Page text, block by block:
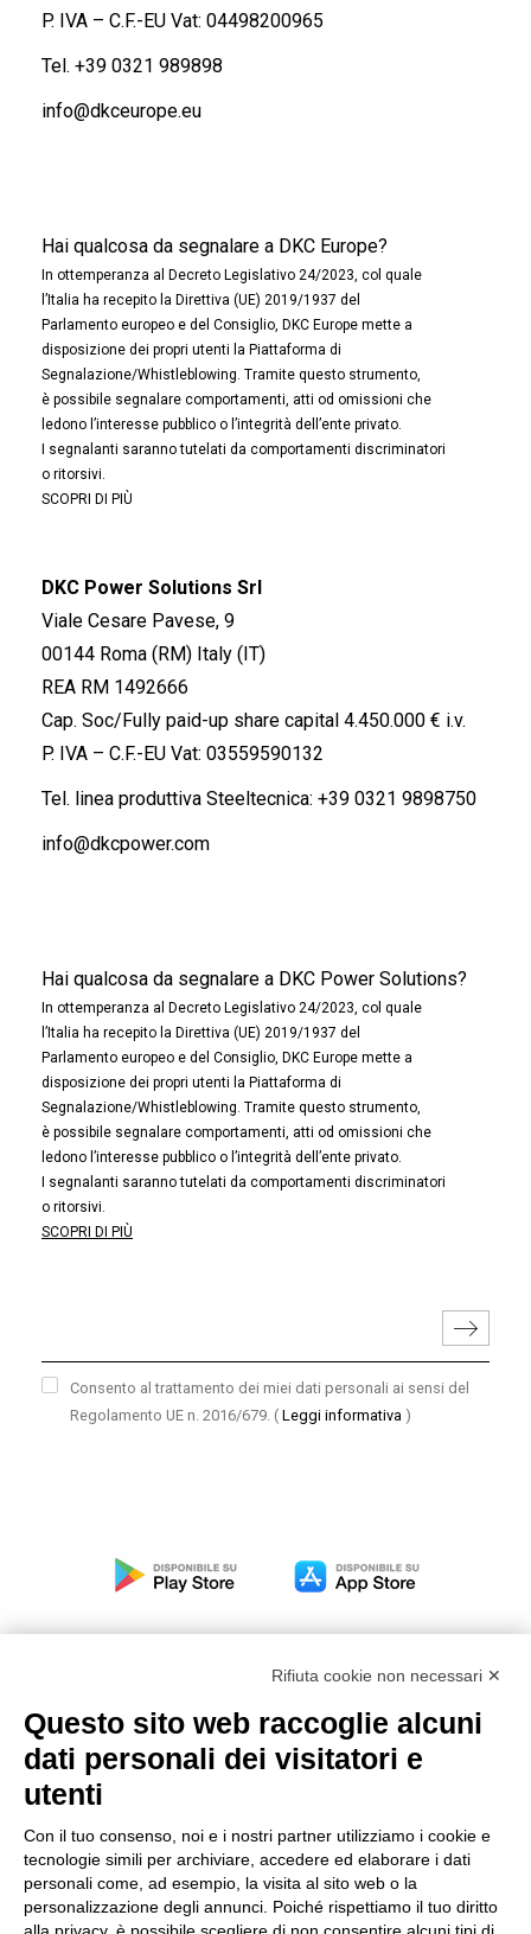
P. IVA – C.F.-EU Vat: 04498200965
Tel. +39 0321 989898
info@dkceurope.eu
Hai qualcosa da segnalare a DKC Europe?
In ottemperanza al Decreto Legislativo 24/2023, col quale
l’Italia ha recepito la Direttiva (UE) 2019/1937 del
Parlamento europeo e del Consiglio, DKC Europe mette a
disposizione dei propri utenti la Piattaforma di
Segnalazione/Whistleblowing. Tramite questo strumento,
è possibile segnalare comportamenti, atti od omissioni che
ledono l’interesse pubblico o l’integrità dell’ente privato.
I segnalanti saranno tutelati da comportamenti discriminatori
o ritorsivi.
SCOPRI DI PIÙ
DKC Power Solutions Srl
Viale Cesare Pavese, 9
00144 Roma (RM) Italy (IT)
REA RM 1492666
Cap. Soc/Fully paid-up share capital 4.450.000 € i.v.
P. IVA – C.F.-EU Vat: 03559590132
Tel. linea produttiva Steeltecnica: +39 0321 9898750
info@dkcpower.com
Hai qualcosa da segnalare a DKC Power Solutions?
In ottemperanza al Decreto Legislativo 24/2023, col quale
l’Italia ha recepito la Direttiva (UE) 2019/1937 del
Parlamento europeo e del Consiglio, DKC Europe mette a
disposizione dei propri utenti la Piattaforma di
Segnalazione/Whistleblowing. Tramite questo strumento,
è possibile segnalare comportamenti, atti od omissioni che
ledono l’interesse pubblico o l’integrità dell’ente privato.
I segnalanti saranno tutelati da comportamenti discriminatori
o ritorsivi.
SCOPRI DI PIÙ
Consento al trattamento dei miei dati personali ai sensi del
Regolamento UE n. 2016/679. ( Leggi informativa )
Modello organizzativo, gestione e controllo – D. lgs.
231/2001
Condizioni generali di vendita DKC Power Solutions
Condizioni generali di acquisto
Codice etico
Rifiuta cookie non necessari ✕
Questo sito web raccoglie alcuni
dati personali dei visitatori e
utenti
Con il tuo consenso, noi e i nostri partner utilizziamo i cookie e
tecnologie simili per archiviare, accedere ed elaborare i dati
personali come, ad esempio, la visita al sito web o la
personalizzazione degli annunci. Poiché rispettiamo il tuo diritto